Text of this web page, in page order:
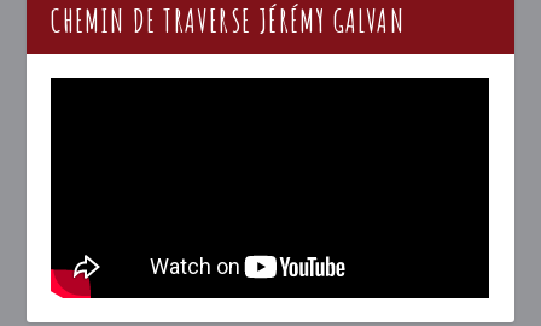
CHEMIN DE TRAVERSE JÉRÉMY GALVAN